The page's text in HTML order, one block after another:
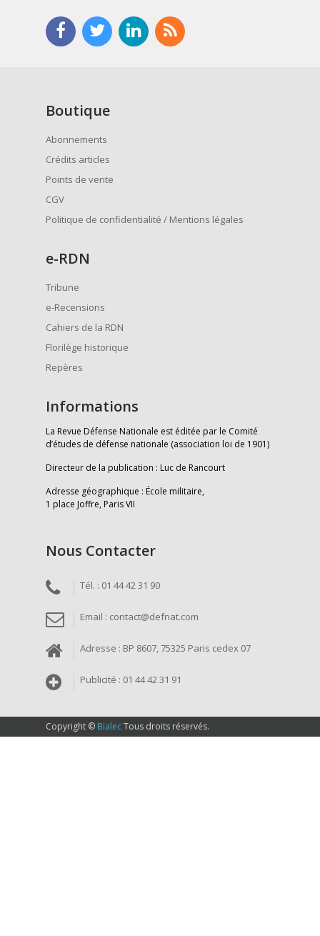
Boutique
Abonnements
Crédits articles
Points de vente
CGV
Politique de confidentialité / Mentions légales
e-RDN
Tribune
e-Recensions
Cahiers de la RDN
Florilège historique
Repères
Informations
La Revue Défense Nationale est éditée par le Comité
d’études de défense nationale (association loi de 1901)
Directeur de la publication : Luc de Rancourt
Adresse géographique : École militaire,
1 place Joffre, Paris VII
Nous Contacter
Tél. : 01 44 42 31 90
Email : contact@defnat.com
Adresse : BP 8607, 75325 Paris cedex 07
Publicité : 01 44 42 31 91
Copyright © BialecTous droits réservés.